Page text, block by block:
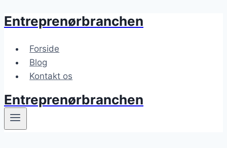
Fortsæt
indhold
Entreprenørbranchen
Forside
Blog
Kontakt os
Entreprenørbranchen